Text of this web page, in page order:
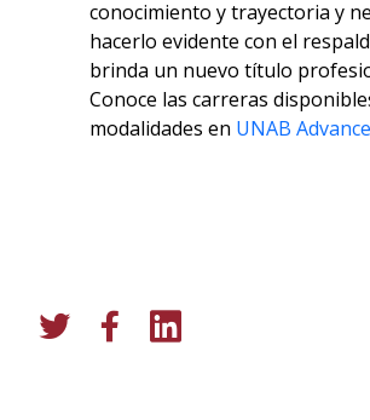
conocimiento y trayectoria y
hacerlo evidente con el
brinda un nuevo título
Conoce las carreras
modalidades en UNAB